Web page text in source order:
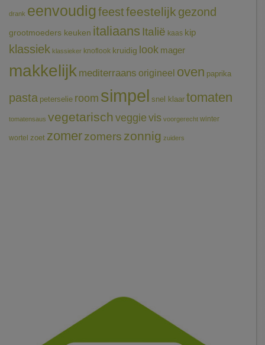
drank eenvoudigfeestfeestelijk gezond
grootmoeders keuken italiaans Italië kaas kip
klassiek klassieker knoflook kruidig look mager
makkelijk mediterraans origineel oven paprika
pasta peterselie room simpel snel klaar tomaten
tomatensaus vegetarischveggie vis voorgerecht winter
wortel zoet zomerzomers zonnig zuiders